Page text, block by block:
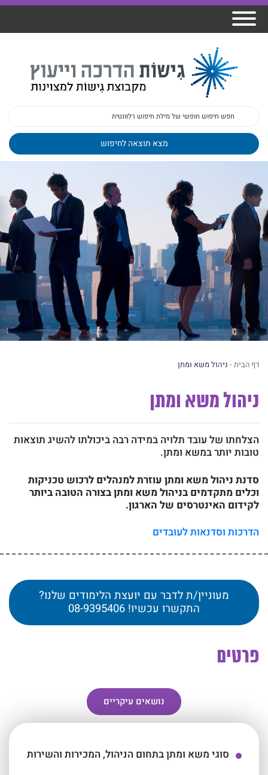
אודות גישות
פיתוח מנהלים
הדרכות
פעילות
ומרצים
ד"ר צבי ברק
מכללת גישות
גישות כנסים
מקצועיים
למנהלי בתי
ספר
1. בחרו מבין הקורסים שלנו
2. מלאו את הפרטים שלכם
דף הבית - ניהול משא ומתן
ניהול משא ומתן
הצלחתו של עובד תלויה במידה רבה ביכולתו להשיג תוצאות
טובות יותר במשא ומתן.
סדנת ניהול משא ומתן עוזרת למנהלים לרכוש טכניקות
וכלים מתקדמים בניהול משא ומתן בצורה הטובה ביותר
לקידום האינטרסים של הארגון.
הדרכות וסדנאות לעובדים
מעוניין/ת לדבר עם יועצת הלימודים שלנו?
התקשרו עכשיו! 08-9395406
פרטים
נושאים עיקריים
סוגי משא ומתן בתחום הניהול, המכירות והשירות